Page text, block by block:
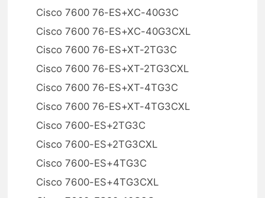
Cisco 7600 76-ES+XC-40G3C
Cisco 7600 76-ES+XC-40G3CXL
Cisco 7600 76-ES+XT-2TG3C
Cisco 7600 76-ES+XT-2TG3CXL
Cisco 7600 76-ES+XT-4TG3C
Cisco 7600 76-ES+XT-4TG3CXL
Cisco 7600-ES+2TG3C
Cisco 7600-ES+2TG3CXL
Cisco 7600-ES+4TG3C
Cisco 7600-ES+4TG3CXL